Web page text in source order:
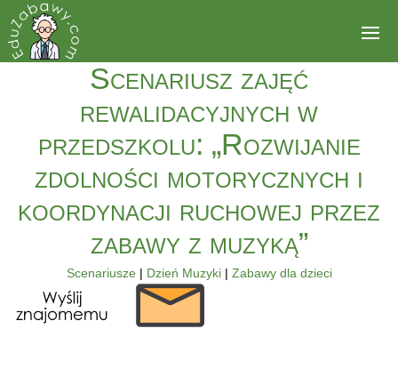
Scenariusz zajęć
rewalidacyjnych w
przedszkolu: „Rozwijanie
zdolności motorycznych i
koordynacji ruchowej przez
zabawy z muzyką”
Scenariusze| Dzień Muzyki| Zabawy dla dzieci